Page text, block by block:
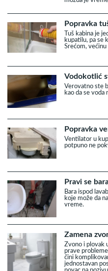
Popravka
Tuš kabina je
kupatilu, pa se
Srećom,
Vodokotlić
Verovatno ste
kao da se voda
Popravka
Ventilator u
potpuno ne
Pravi se
Bara ispod
koje može da
vreme.
Zamena
Zvono i plovak
prave
čini
jednostavan
novac na